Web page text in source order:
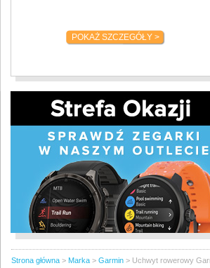
POKAŻ SZCZEGÓŁY >
Strona główna > Marka > Garmin > Uchwyt rowerowy